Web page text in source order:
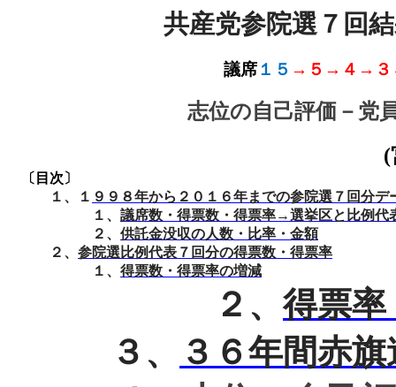
共産党参院選７回
議席１５ →５→４→３
志位の自己評価－党
(
〔目次〕
１、１ ９９８年から２０１６年までの参院選７回分デ
１、 議席数・得票数・得票率→選挙区と比例代
２、 供託金没収の人数・比率・金額
２、 参院選比例代表７回分の得票数・得票率
１、 得票数・得票率の増減
２、得票
３、
３６年間赤